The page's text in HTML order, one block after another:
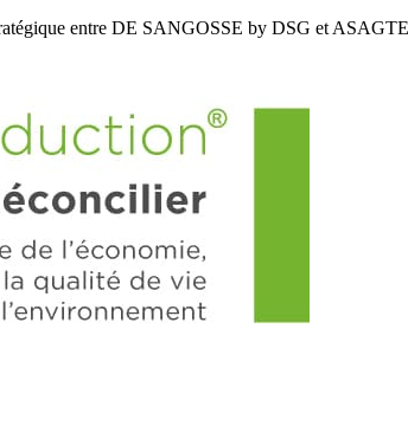
entre DE SANGOSSE by DSG et